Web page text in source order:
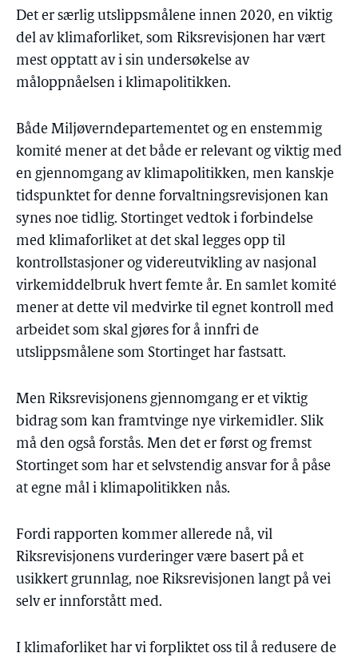
Det er særlig utslippsmålene innen 2020, en viktig
del av klimaforliket, som Riksrevisjonen har vært
mest opptatt av i sin undersøkelse av
måloppnåelsen i klimapolitikken.
Både Miljøverndepartementet og en enstemmig
komité mener at det både er relevant og viktig med
en gjennomgang av klimapolitikken, men kanskje
tidspunktet for denne forvaltningsrevisjonen kan
synes noe tidlig. Stortinget vedtok i forbindelse
med klimaforliket at det skal legges opp til
kontrollstasjoner og videreutvikling av nasjonal
virkemiddelbruk hvert femte år. En samlet komité
mener at dette vil medvirke til egnet kontroll med
arbeidet som skal gjøres for å innfri de
utslippsmålene som Stortinget har fastsatt.
Men Riksrevisjonens gjennomgang er et viktig
bidrag som kan framtvinge nye virkemidler. Slik
må den også forstås. Men det er først og fremst
Stortinget som har et selvstendig ansvar for å påse
at egne mål i klimapolitikken nås.
Fordi rapporten kommer allerede nå, vil
Riksrevisjonens vurderinger være basert på et
usikkert grunnlag, noe Riksrevisjonen langt på vei
selv er innforstått med.
I klimaforliket har vi forpliktet oss til å redusere de